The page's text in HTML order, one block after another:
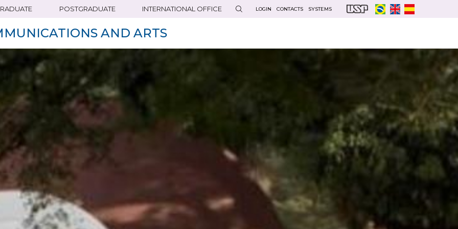
POSTGRADUATE INTERNATIONAL OFFICE LOGIN CONTACTS SYSTEMS
AND ARTS